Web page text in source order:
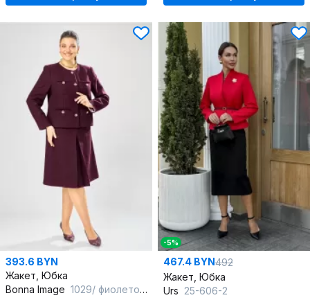
393.6 BYN
Жакет, Юбка
Bonna Image 1029/ фиолетовый
-5%
467.4 BYN492
Жакет, Юбка
Urs 25-606-2